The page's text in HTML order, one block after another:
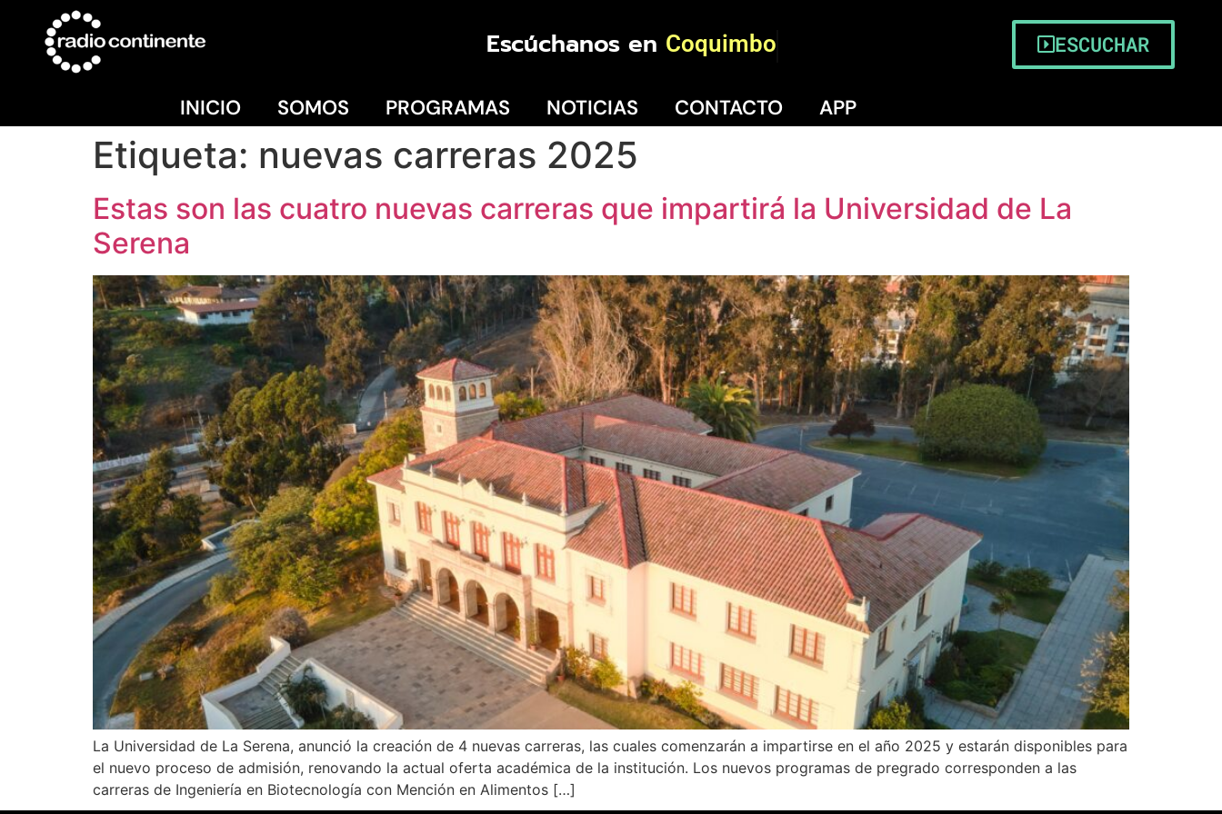
Escúchanos en Coquimbo ESCUCHAR
INICIO SOMOS PROGRAMAS NOTICIAS CONTACTO APP
Etiqueta: nuevas carreras 2025
Estas son las cuatro nuevas carreras que impartirá la Universidad de La
Serena
La Universidad de La Serena, anunció la creación de 4 nuevas carreras, las cuales comenzarán a impartirse en el año 2025 y estarán disponibles para
el nuevo proceso de admisión, renovando la actual oferta académica de la institución. Los nuevos programas de pregrado corresponden a las
carreras de Ingeniería en Biotecnología con Mención en Alimentos […]